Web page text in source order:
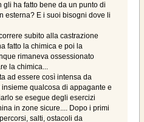
ha fatto bene da un punto di
esterna? E i suoi bisogni dove li
subito alla castrazione
fatto la chimica e poi la
rimaneva ossessionato
la chimica...
ad essere così intensa da
qualcosa di appagante e
se esegue degli esercizi
in zone sicure.... Dopo i primi
salti, ostacoli da